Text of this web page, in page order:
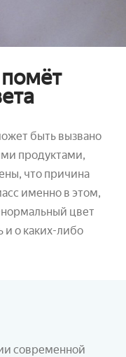
быть вызвано
продуктами,
что причина
именно в этом,
цвет
и о каких-либо
современной